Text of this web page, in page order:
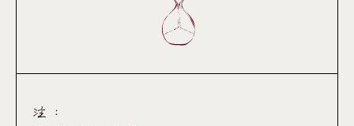
注 :